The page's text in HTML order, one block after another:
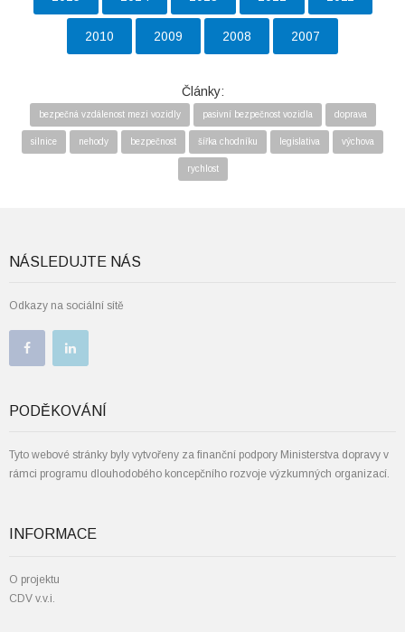
2010 2009 2008 2007
Články:
bezpečná vzdálenost mezi vozidly pasivní bezpečnost vozidla doprava
silnice nehody bezpečnost šířka chodníku legislativa výchova
rychlost
NÁSLEDUJTE NÁS
Odkazy na sociální sítě
PODĚKOVÁNÍ
Tyto webové stránky byly vytvořeny za finanční podpory Ministerstva dopravy v
rámci programu dlouhodobého koncepčního rozvoje výzkumných organizací.
INFORMACE
O projektu
CDV v.v.i.